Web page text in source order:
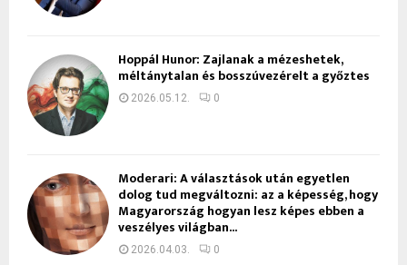
Hoppál Hunor: Zajlanak a mézeshetek,
méltánytalan és bosszúvezérelt a győztes
2026.05.12. 0
Moderari: A választások után egyetlen
dolog tud megváltozni: az a képesség, hogy
Magyarország hogyan lesz képes ebben a
veszélyes világban...
2026.04.03. 0